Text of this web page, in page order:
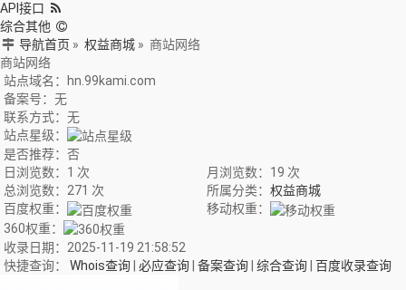
API接口
综合其他
导航首页 » 权益商城 » 商站网络
商站网络
站点域名：hn.99kami.com
备案号：无
联系方式：无
站点星级：
是否推荐：否
日浏览数：1 次
月浏览数：19 次
总浏览数：271 次
所属分类： 权益商城
百度权重：
移动权重：
360权重：
收录日期：2025-11-19 21:58:52
快捷查询： Whois查询 必应查询 备案查询 综合查询 百度收录查询